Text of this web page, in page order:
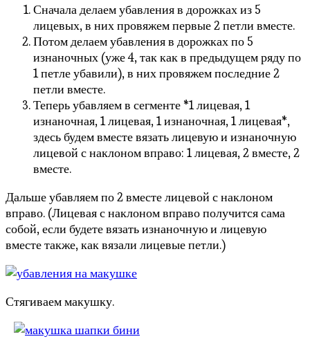
Сначала делаем убавления в дорожках из 5
лицевых, в них провяжем первые 2 петли вместе.
Потом делаем убавления в дорожках по 5
изнаночных (уже 4, так как в предыдущем ряду по
1 петле убавили), в них провяжем последние 2
петли вместе.
Теперь убавляем в сегменте *1 лицевая, 1
изнаночная, 1 лицевая, 1 изнаночная, 1 лицевая*,
здесь будем вместе вязать лицевую и изнаночную
лицевой с наклоном вправо: 1 лицевая, 2 вместе, 2
вместе.
Дальше убавляем по 2 вместе лицевой с наклоном
вправо. (Лицевая с наклоном вправо получится сама
собой, если будете вязать изнаночную и лицевую
вместе также, как вязали лицевые петли.)
Стягиваем макушку.